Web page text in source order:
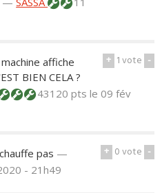
+ 1vote -
affiche
BIEN CELA ?
43120 ptsle 09 fév
+ 0vote -
pas —
- 21h49